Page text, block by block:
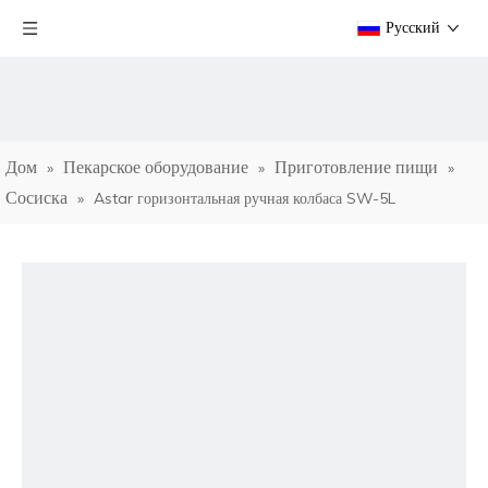
Pусский
Дом » Пекарское оборудование » Приготовление пищи »
Сосиска » Astar горизонтальная ручная колбаса SW-5L